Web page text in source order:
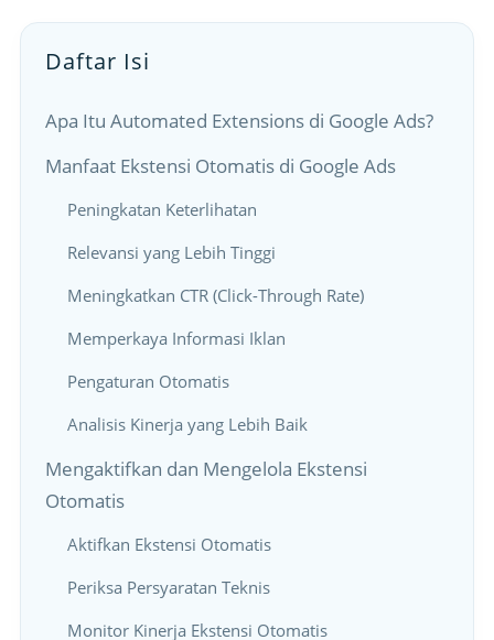
Daftar Isi
Apa Itu Automated Extensions di Google Ads?
Manfaat Ekstensi Otomatis di Google Ads
Peningkatan Keterlihatan
Relevansi yang Lebih Tinggi
Meningkatkan CTR (Click-Through Rate)
Memperkaya Informasi Iklan
Pengaturan Otomatis
Analisis Kinerja yang Lebih Baik
Mengaktifkan dan Mengelola Ekstensi
Otomatis
Aktifkan Ekstensi Otomatis
Periksa Persyaratan Teknis
Monitor Kinerja Ekstensi Otomatis